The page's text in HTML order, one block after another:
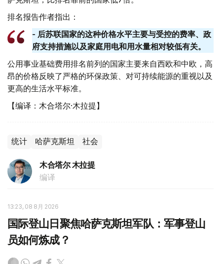
排名报告作者指出：
- 后苏联国家的这种价格水平主要与受控的费率、政
府支持措施以及家庭用电和用水量相对较低有关。
公用事业基础费用排名前列的国家主要来自西欧和中欧，高
昂的价格反映了严格的环保政策、对可持续能源的重视以及
更高的生活水平标准。
【编译：木合塔尔·木拉提】
统计 哈萨克斯坦 社会
木合塔尔 木拉提
编译
13:23, 08 8月 2026
国际登山日聚焦哈萨克斯坦军队：军事登山
员如何炼成？